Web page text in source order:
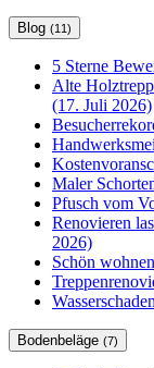
Blog (11)
5 Sterne
Alte
(17. Juli 2026)
Maler
Pfusch vom
Renovieren
2026)
Schön
Bodenbeläge (7)